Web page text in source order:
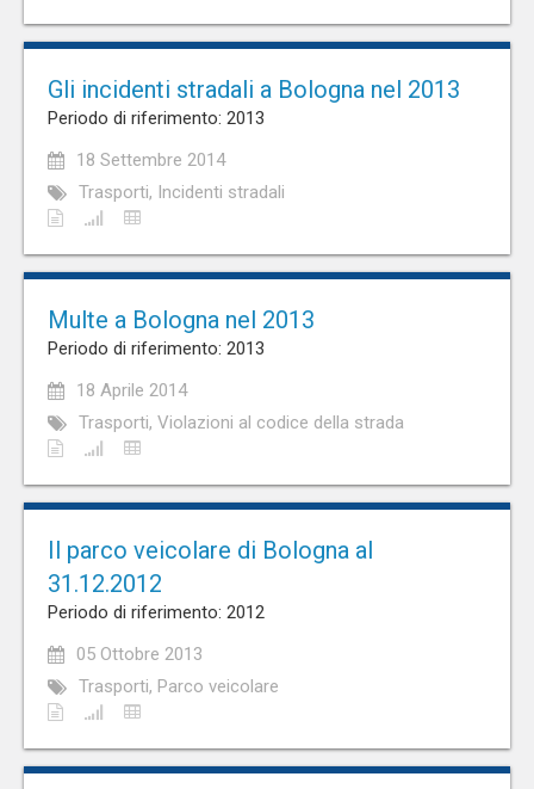
Gli incidenti stradali a Bologna nel 2013
Periodo di riferimento: 2013
18 Settembre 2014
Trasporti, Incidenti stradali
Multe a Bologna nel 2013
Periodo di riferimento: 2013
18 Aprile 2014
Trasporti, Violazioni al codice della strada
Il parco veicolare di Bologna al
31.12.2012
Periodo di riferimento: 2012
05 Ottobre 2013
Trasporti, Parco veicolare